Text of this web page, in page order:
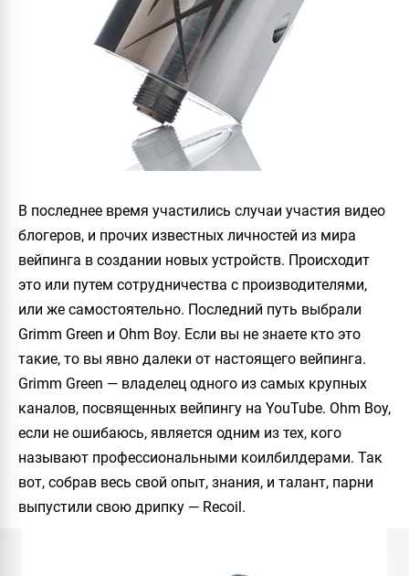
В последнее время участились случаи участия видео
блогеров, и прочих известных личностей из мира
вейпинга в создании новых устройств. Происходит
это или путем сотрудничества с производителями,
или же самостоятельно. Последний путь выбрали
Grimm Green и Ohm Boy. Если вы не знаете кто это
такие, то вы явно далеки от настоящего вейпинга.
Grimm Green — владелец одного из самых крупных
каналов, посвященных вейпингу на YouTube. Ohm Boy,
если не ошибаюсь, является одним из тех, кого
называют профессиональными коилбилдерами. Так
вот, собрав весь свой опыт, знания, и талант, парни
выпустили свою дрипку — Recoil.